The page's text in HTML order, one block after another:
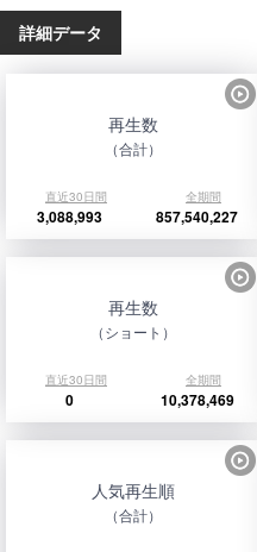
詳細データ
再生数
（合計）
直近30日間 全期間
3,088,993 857,540,227
再生数
（ショート）
直近30日間 全期間
0 10,378,469
人気再生順
（合計）